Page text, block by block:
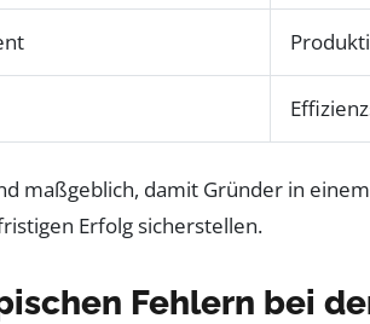
maßgeblich, damit Gründer in
Erfolg sicherstellen.
Fehlern bei